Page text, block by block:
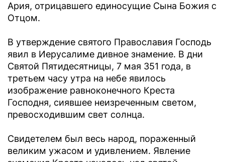
Ария, отрицавшего единосущие Сына Божия с
Отцом.
В утверждение святого Православия Господь
явил в Иерусалиме дивное знамение. В дни
Святой Пятидесятницы, 7 мая 351 года, в
третьем часу утра на небе явилось
изображение равноконечного Креста
Господня, сиявшее неизреченным светом,
превосходившим свет солнца.
Свидетелем был весь народ, пораженный
великим ужасом и удивлением. Явление